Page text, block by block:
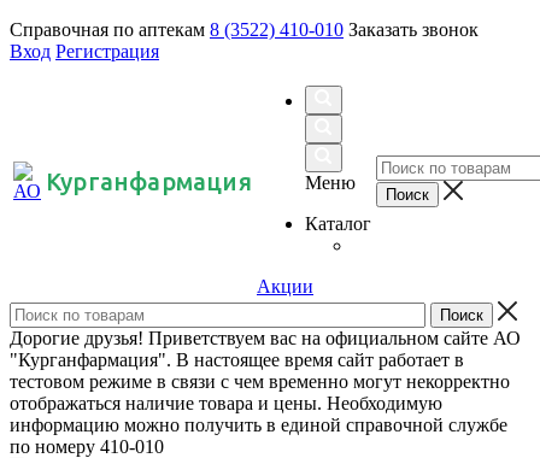
Справочная по аптекам 8 (3522) 410-010 Заказать звонок
Вход Регистрация
Курганфармация
Меню
Каталог
Акции
Дорогие друзья! Приветствуем вас на официальном сайте АО
"Курганфармация". В настоящее время сайт работает в
тестовом режиме в связи с чем временно могут некорректно
отображаться наличие товара и цены. Необходимую
информацию можно получить в единой справочной службе
по номеру 410-010